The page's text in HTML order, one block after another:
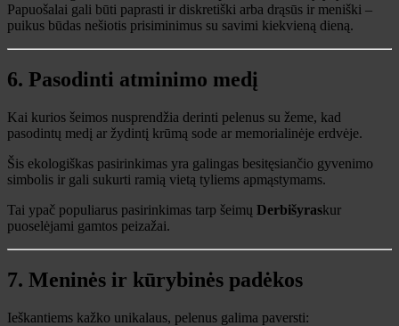
Papuošalai gali būti paprasti ir diskretiški arba drąsūs ir meniški –
puikus būdas nešiotis prisiminimus su savimi kiekvieną dieną.
6. Pasodinti atminimo medį
Kai kurios šeimos nusprendžia derinti pelenus su žeme, kad
pasodintų medį ar žydintį krūmą sode ar memorialinėje erdvėje.
Šis ekologiškas pasirinkimas yra galingas besitęsiančio gyvenimo
simbolis ir gali sukurti ramią vietą tyliems apmąstymams.
Tai ypač populiarus pasirinkimas tarp šeimų Derbišyraskur
puoselėjami gamtos peizažai.
7. Meninės ir kūrybinės padėkos
Ieškantiems kažko unikalaus, pelenus galima paversti: